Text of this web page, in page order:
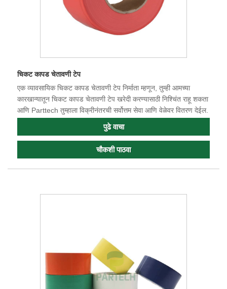
चिकट कापड चेतावणी टेप
एक व्यावसायिक चिकट कापड चेतावणी टेप निर्माता म्हणून, तुम्ही आमच्या
कारखान्यातून चिकट कापड चेतावणी टेप खरेदी करण्यासाठी निश्चिंत राहू शकता
आणि Parttech तुम्हाला विक्रीनंतरची सर्वोत्तम सेवा आणि वेळेवर वितरण देईल.
पुढे वाचा
चौकशी पाठवा